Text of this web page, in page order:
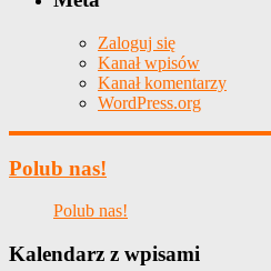
Zaloguj się
Kanał wpisów
Kanał komentarzy
WordPress.org
Polub nas!
Polub nas!
Kalendarz z wpisami